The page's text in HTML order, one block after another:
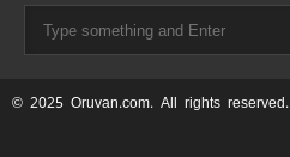
© 2025 Oruvan.com. All rights reserved.